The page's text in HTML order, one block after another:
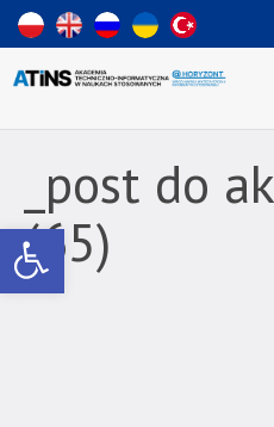
Wiadomość
dla
uzytkowników
ekranowychZnajdujesz
podstronie
"_post
do
aktualnośi
Otwórz pasek narzędzi
_post do
(65)